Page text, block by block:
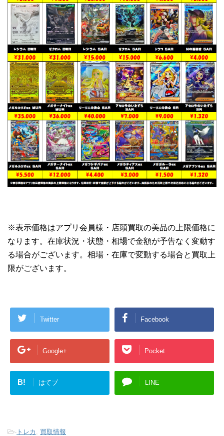
※表示価格はアプリ会員様・店頭買取の美品の上限価格に
なります。在庫状況・状態・相場で金額が予告なく変動す
る場合がございます。相場・在庫で変動する場合と買取上
限がございます。
Twitter Facebook
Google+ Pocket
B! はてブ LINE
- トレカ 買取情報